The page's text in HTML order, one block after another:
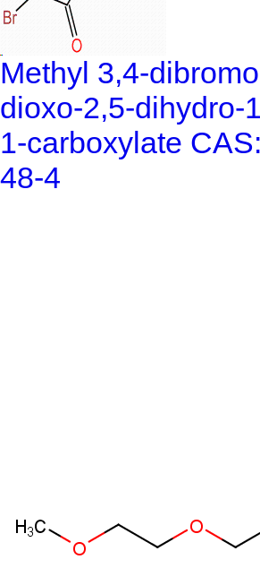
Methyl 3,4-
dioxo-2,5-dihydro-
1-carboxylate
48-4